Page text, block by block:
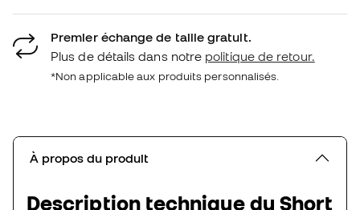
Premier échange de taille gratuit.
Plus de détails dans notre politique de retour.
*Non applicable aux produits personnalisés.
À propos du produit
Description technique du Short